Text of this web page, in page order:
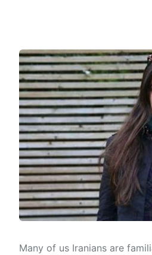
Many of us Iranians are